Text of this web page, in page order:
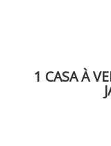
1 CASA À